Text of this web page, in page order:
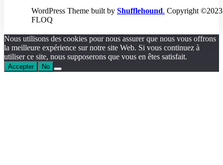
WordPress Theme built by Shufflehound. Copyright ©2023
FLOQ
Nous utilisons des cookies pour nous assurer que nous vous offrons
la meilleure expérience sur notre site Web. Si vous continuez à
utiliser ce site, nous supposerons que vous en êtes satisfait.
Accepter No